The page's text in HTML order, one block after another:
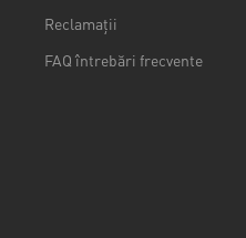
Reclamații
FAQ întrebări frecvente